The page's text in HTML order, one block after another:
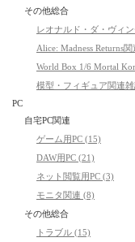
その他総合
レオナルド・ダ・ヴィ
Alice: Madness Returns
World Box 1/6 Mortal
模型・フィギュア関連
PC
自宅PC関連
ゲーム用PC (15)
DAW用PC (21)
ネット閲覧用PC (3)
モニタ関連 (8)
その他総合
トラブル (15)